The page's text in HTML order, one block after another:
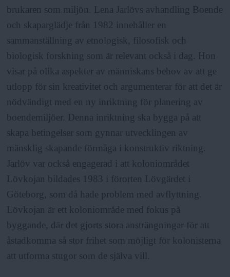
brukaren som miljön. Lena Jarlövs avhandling Boende
och skaparglädje från 1982 innehåller en
sammanställning av etnologisk, filosofisk och
biologisk forskning som är relevant också i dag. Hon
visar på olika aspekter av människans behov av att ge
utlopp för sin kreativitet och argumenterar för att det är
nödvändigt med en ny inriktning för planering av
boendemiljöer. Denna inriktning ska bygga på att
skapa betingelser som gynnar utvecklingen av
mänsklig skapande förmåga i konstruktiv riktning.
Jarlöv var också engagerad i att koloniområdet
Lövkojan bildades 1983 i förorten Lövgärdet i
Göteborg, som då hade problem med avflyttning.
Lövkojan är ett koloniområde med fokus på
byggande, där det gjorts stora ansträngningar för att
åstadkomma så stor frihet som möjligt för kolonisterna
att utforma stugor som de själva vill.